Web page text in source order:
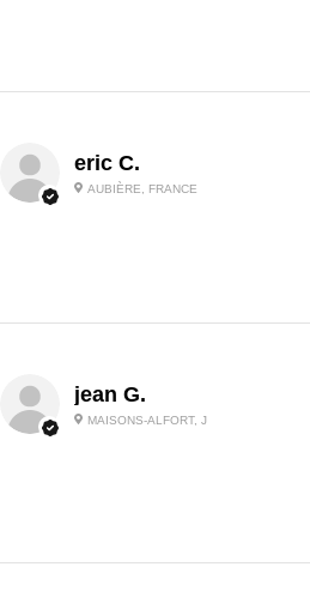
eric C.
AUBIÈRE, FRANCE
jean G.
MAISONS-ALFORT, J